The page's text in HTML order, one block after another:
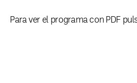
Para ver el programa con PDF